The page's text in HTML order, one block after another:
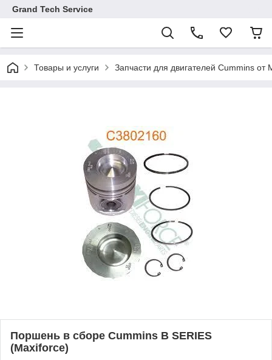
Grand Tech Service
Товары и услуги Запчасти для двигателей Cummins от
Поршень в сборе Cummins B SERIES
(Maxiforce)